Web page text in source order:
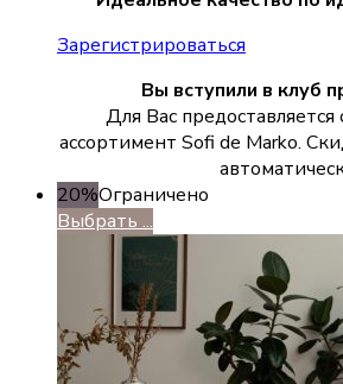
Зарегистрироваться
Вы вступили в клуб
Для Вас предоставляется
ассортимент Sofi de Marko.
20%Ограничено
Выбрать ...